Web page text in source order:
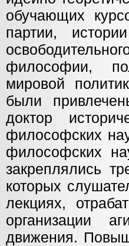
обучающих
партии,
философии,
мировой
были
доктор
философских
философских
закреплялись
которых
лекциях,
организации
движения.